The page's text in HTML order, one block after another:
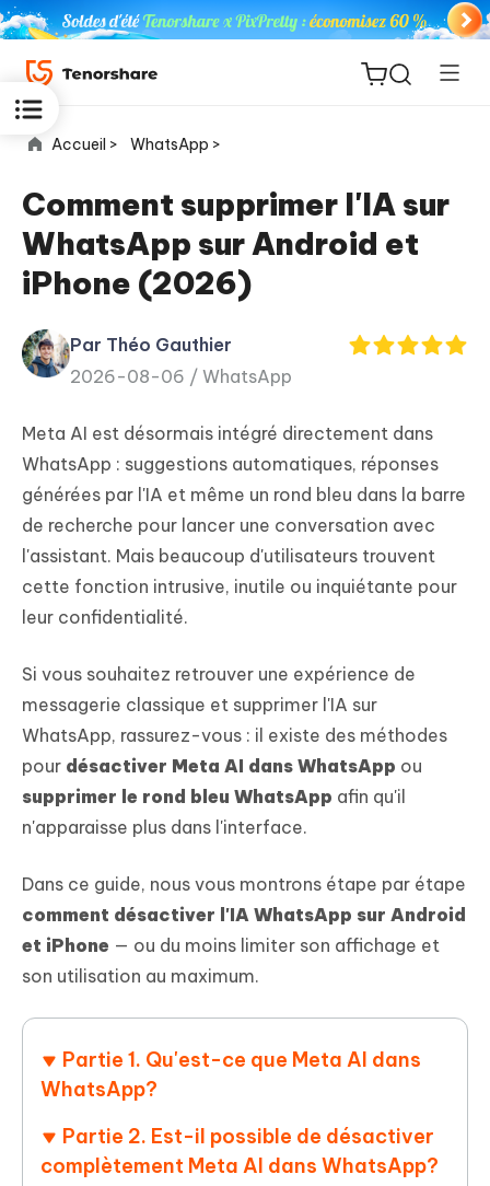
for iOS
PDNob
PDF
New
iAnyGo
Accueil > WhatsApp >
Comment supprimer l'IA sur
WhatsApp sur Android et
iPhone (2026)
Par Théo Gauthier
2026-08-06 / WhatsApp
Meta AI est désormais intégré directement dans
WhatsApp : suggestions automatiques, réponses
générées par l'IA et même un rond bleu dans la barre
de recherche pour lancer une conversation avec
l'assistant. Mais beaucoup d'utilisateurs trouvent
cette fonction intrusive, inutile ou inquiétante pour
leur confidentialité.
Si vous souhaitez retrouver une expérience de
messagerie classique et supprimer l'IA sur
WhatsApp, rassurez-vous : il existe des méthodes
pour désactiver Meta AI dans WhatsApp ou
supprimer le rond bleu WhatsApp afin qu'il
n'apparaisse plus dans l'interface.
Dans ce guide, nous vous montrons étape par étape
comment désactiver l'IA WhatsApp sur Android
et iPhone — ou du moins limiter son affichage et
son utilisation au maximum.
Partie 1. Qu'est-ce que Meta AI dans
WhatsApp?
Partie 2. Est-il possible de désactiver
complètement Meta AI dans WhatsApp?